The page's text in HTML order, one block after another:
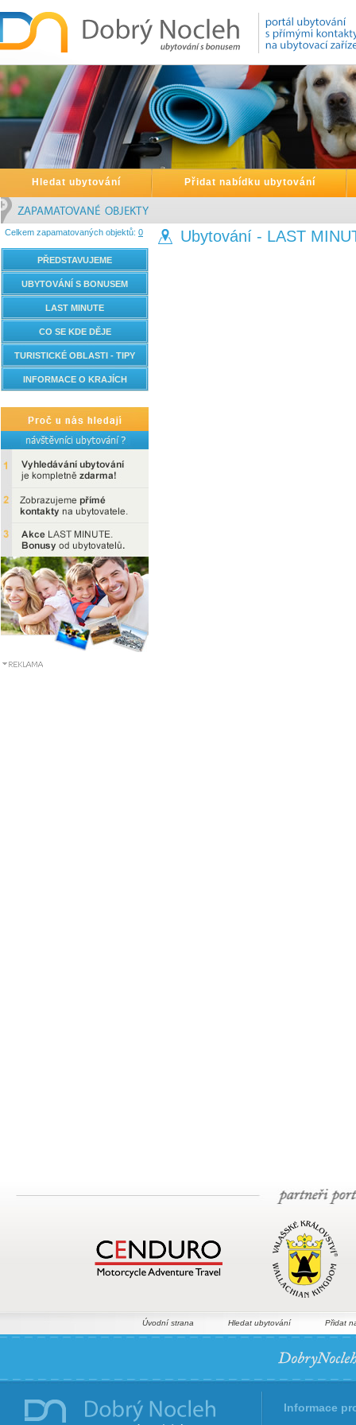
Hledat ubytování Přidat nabídku ubytování
Celkem zapamatovaných objektů: 0
PŘEDSTAVUJEME
UBYTOVÁNÍ S BONUSEM
LAST MINUTE
CO SE KDE DĚJE
TURISTICKÉ OBLASTI - TIPY
INFORMACE O KRAJÍCH
Ubytování - LAST
Úvodní strana Hledat ubytování Přidat
Informace